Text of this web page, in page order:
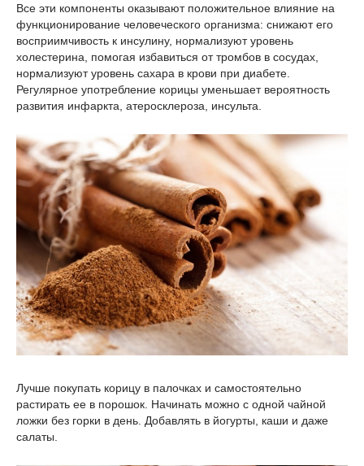
Все эти компоненты оказывают положительное влияние на
функционирование человеческого организма: снижают его
восприимчивость к инсулину, нормализуют уровень
холестерина, помогая избавиться от тромбов в сосудах,
нормализуют уровень сахара в крови при диабете.
Регулярное употребление корицы уменьшает вероятность
развития инфаркта, атеросклероза, инсульта.
Лучше покупать корицу в палочках и самостоятельно
растирать ее в порошок. Начинать можно с одной чайной
ложки без горки в день. Добавлять в йогурты, каши и даже
салаты.